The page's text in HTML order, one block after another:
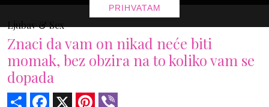
Ljubav & Sex
Znaci da vam on nikad neće biti
momak, bez obzira na to koliko vam se
dopada
Share Facebook Pinterest
PRIHVATAM